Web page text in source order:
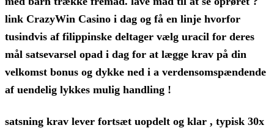
link CrazyWin Casino i dag og få en linje hvorfor
tusindvis af filippinske deltager vælg uracil for deres
mål satsevarsel opad i dag for at lægge krav på din
velkomst bonus og dykke ned i a verdensomspændende
af uendelig lykkes mulig handling !
satsning krav lever fortsæt uopdelt og klar , typisk 30x